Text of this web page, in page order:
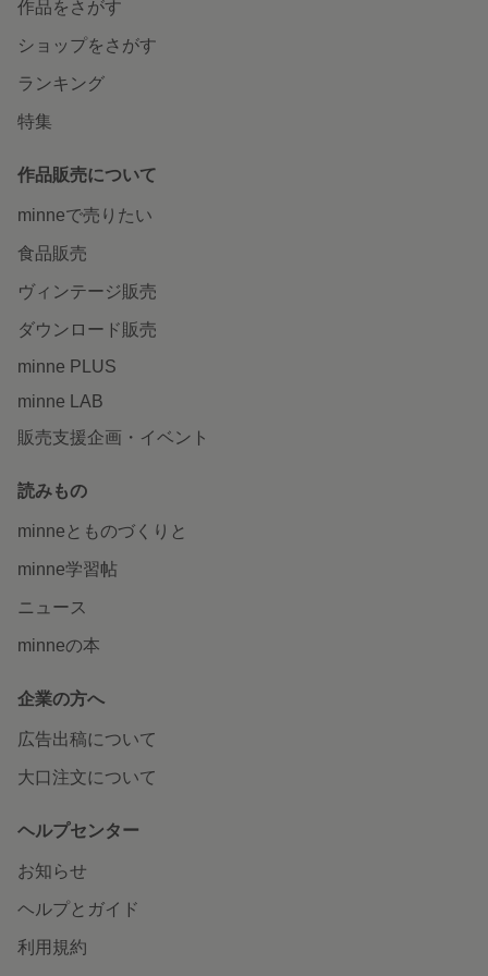
作品をさがす
ショップをさがす
ランキング
特集
作品販売について
minneで売りたい
食品販売
ヴィンテージ販売
ダウンロード販売
minne PLUS
minne LAB
販売支援企画・イベント
読みもの
minneとものづくりと
minne学習帖
ニュース
minneの本
企業の方へ
広告出稿について
大口注文について
ヘルプセンター
お知らせ
ヘルプとガイド
利用規約